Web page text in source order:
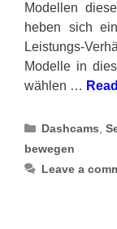
Modellen
heben sich
Leistungs-
Modelle in
wählen …
Categories
Dashcams,
bewegen
Leave a